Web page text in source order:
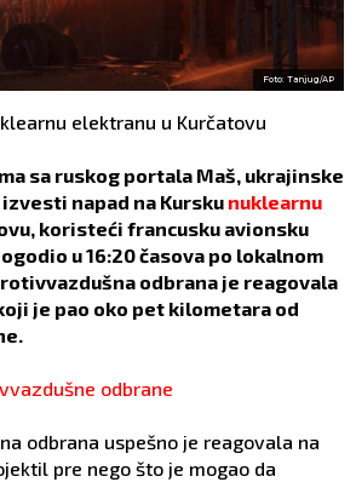
Foto: Tanjug/AP
elektranu u Kurčatovu
sa ruskog portala Maš, ukrajinske
napad na Kursku nuklearnu
koristeći francusku avionsku
u 16:20 časova po lokalnom
odbrana je reagovala
je pao oko pet kilometara od
odbrane
odbrana uspešno je reagovala na
pre nego što je mogao da